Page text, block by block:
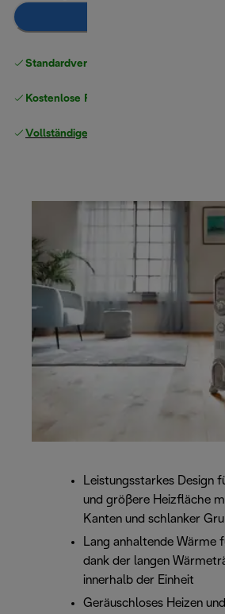
Zum Warenkorb
Standardversand kostenlos
Kostenlose Rücksendungen
Vollständige Herstellergarantie
Leistungsstarkes Design
und größere Heizfläche
Kanten und schlanker
Lang anhaltende Wärme
dank der langen
innerhalb der Einheit
Geräuschloses Heizen